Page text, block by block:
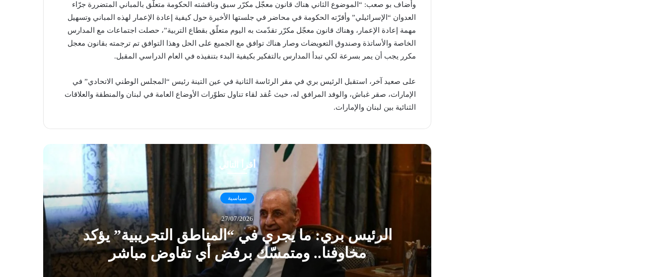
وأضاف بو صعب: “الموضوع الثاني هناك قانون معجّل مكرّر سبق وناقشته الحكومة متعلّق بالمباني المتضررة جرّاء
العدوان “الإسرائيلي” وأقرّته الحكومة في محاضر في جلستها الأخيرة حول كيفية إعادة الإعمار لهذه المباني وتسهيل
مهمة إعادة الإعمار، وهناك قانون معجّل مكرّر تقدّمت به اليوم متعلّق بقطاع التربية”، حصلت اجتماعات مع المدارس
الخاصة والأساتذة وصندوق التعويضات وصار هناك توافق مع الجميع على الحل وهذا التوافق تم ترجمته بقانون معجل
مكرر يجب أن يمر بسرعة لكي تبدأ المدارس بالتفكير بكيفية البدء بتنفيذه في العام الدراسي المقبل.
على صعيد آخر، استقبل الرئيس بري في مقر الرئاسة الثانية في عين التينة رئيس “المجلس الوطني الاتحادي” في
الإمارات، صقر غباش، والوفد المرافق له، حيث عُقد لقاء تناول تطوّرات الأوضاع العامة في لبنان والمنطقة والعلاقات
الثنائية بين لبنان والإمارات.
أقرأ التالي
سياسية
27/07/2026
الرئيس بري: ما يجري في “المناطق التجريبية” يؤكد
مخاوفنا.. ومتمسّك برفض أي تفاوض مباشر